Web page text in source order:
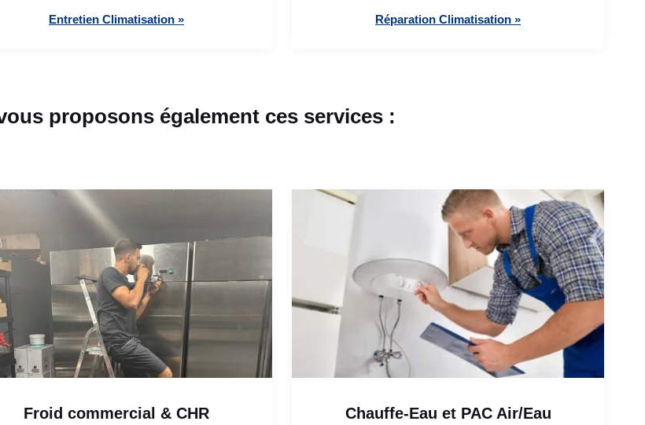
Entretien Climatisation » Réparation Climatisation »
proposons également ces services :
Froid commercial & CHR Chauffe-Eau et PAC Air/Eau